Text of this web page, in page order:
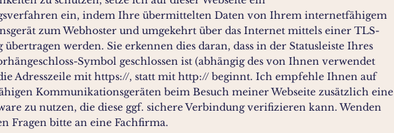
ein, indem Ihre übermittelten Daten von Ihrem internetfähigem
zum Webhoster und umgekehrt über das Internet mittels einer TLS-
übertragen werden. Sie erkennen dies daran, dass in der Statusleiste Ihres
Symbol geschlossen ist (abhängig des von Ihnen verwendet
Adresszeile mit https://, statt mit http:// beginnt. Ich empfehle Ihnen auf
Kommunikationsgeräten beim Besuch meiner Webseite zusätzlich eine
zu nutzen, die diese ggf. sichere Verbindung verifizieren kann. Wenden
Fragen bitte an eine Fachfirma.